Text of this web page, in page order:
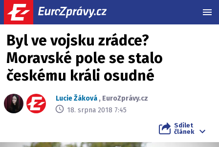
Byl ve vojsku zrádce?
Moravské pole se stalo
českému králi osudné
Lucie Žáková , EuroZprávy.cz
18. srpna 2018 7:45
Sdílet
článek